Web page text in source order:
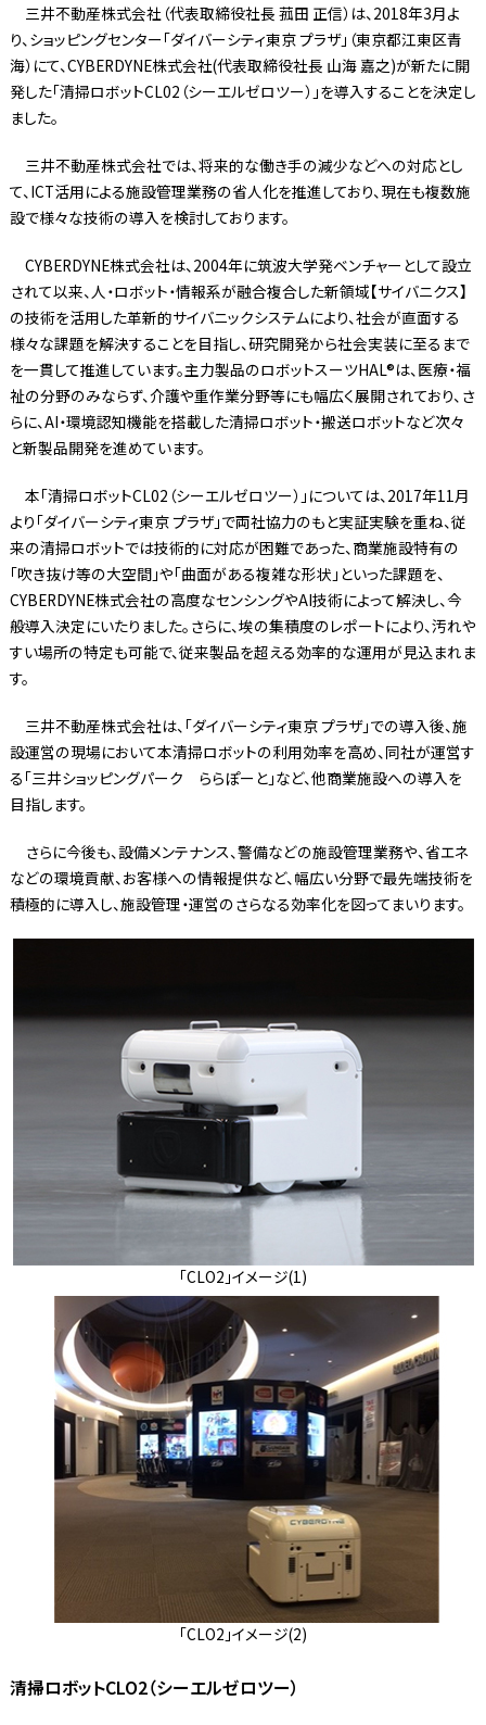
三井不動産株式会社（代表取締役社長 菰田 正信）は、2018年3月よ
り、ショッピングセンター「ダイバーシティ東京 プラザ」（東京都江東区青
海）にて、CYBERDYNE株式会社(代表取締役社長 山海 嘉之)が新たに開
発した「清掃ロボットCL02（シーエルゼロツー）」を導入することを決定し
ました。
三井不動産株式会社では、将来的な働き手の減少などへの対応とし
て、ICT活用による施設管理業務の省人化を推進しており、現在も複数施
設で様々な技術の導入を検討しております。
CYBERDYNE株式会社は、2004年に筑波大学発ベンチャーとして設立
されて以来、人・ロボット・情報系が融合複合した新領域【サイバニクス】
の技術を活用した革新的サイバニックシステムにより、社会が直面する
様々な課題を解決することを目指し、研究開発から社会実装に至るまで
を一貫して推進しています。主力製品のロボットスーツHAL®は、医療・福
祉の分野のみならず、介護や重作業分野等にも幅広く展開されており、さ
らに、AI・環境認知機能を搭載した清掃ロボット・搬送ロボットなど次々
と新製品開発を進めています。
本「清掃ロボットCL02（シーエルゼロツー）」については、2017年11月
より「ダイバーシティ東京 プラザ」で両社協力のもと実証実験を重ね、従
来の清掃ロボットでは技術的に対応が困難であった、商業施設特有の
「吹き抜け等の大空間」や「曲面がある複雑な形状」といった課題を、
CYBERDYNE株式会社の高度なセンシングやAI技術によって解決し、今
般導入決定にいたりました。さらに、埃の集積度のレポートにより、汚れや
すい場所の特定も可能で、従来製品を超える効率的な運用が見込まれま
す。
三井不動産株式会社は、「ダイバーシティ東京 プラザ」での導入後、施
設運営の現場において本清掃ロボットの利用効率を高め、同社が運営す
る「三井ショッピングパーク ららぽーと」など、他商業施設への導入を
目指します。
さらに今後も、設備メンテナンス、警備などの施設管理業務や、省エネ
などの環境貢献、お客様への情報提供など、幅広い分野で最先端技術を
積極的に導入し、施設管理・運営のさらなる効率化を図ってまいります。
「CLO2」イメージ(1)
「CLO2」イメージ(2)
清掃ロボットCLO2（シーエルゼロツー）